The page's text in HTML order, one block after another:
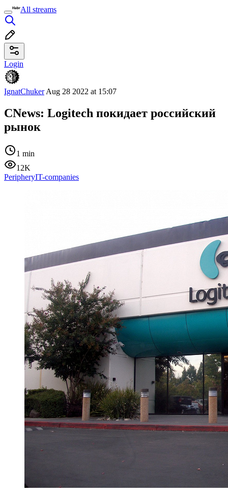
All streams
Login
IgnatChukerAug 28 2022 at 15:07
CNews: Logitech покидает российский
рынок
1 min
12K
PeripheryIT-companies